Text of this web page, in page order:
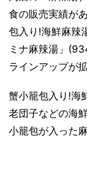
食の販売実績が
包入り!海鮮麻辣
ミナ麻辣湯」
ラインアップが
蟹小籠包入り!海
老団子などの海
小籠包が入った麻